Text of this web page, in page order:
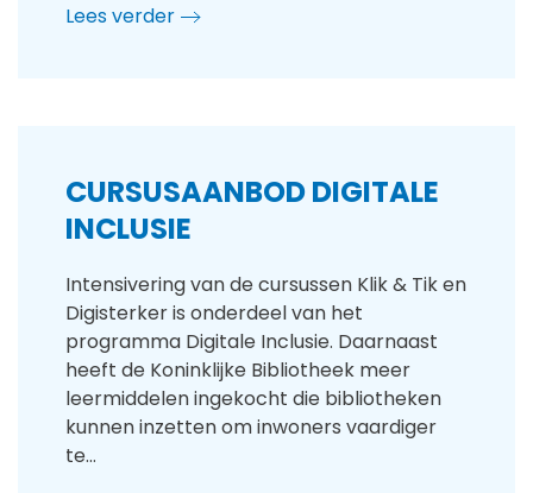
Lees verder
CURSUSAANBOD DIGITALE
INCLUSIE
Intensivering van de cursussen Klik & Tik en
Digisterker is onderdeel van het
programma Digitale Inclusie. Daarnaast
heeft de Koninklijke Bibliotheek meer
leermiddelen ingekocht die bibliotheken
kunnen inzetten om inwoners vaardiger
te…